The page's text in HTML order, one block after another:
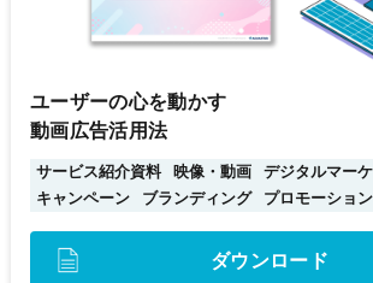
ユーザーの心を動かす
動画広告活用法
サービス紹介資料 映像・動画
デジタルマー
キャンペーン
ブランディング プロモーション
ダウンロード